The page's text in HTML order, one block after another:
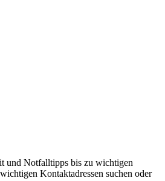
und Notfalltipps bis zu wichtigen
Kontaktadressen suchen oder